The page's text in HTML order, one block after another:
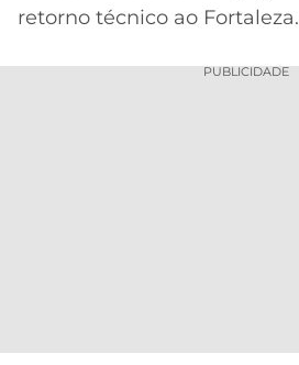
retorno técnico ao Fortaleza.
PUBLICIDADE